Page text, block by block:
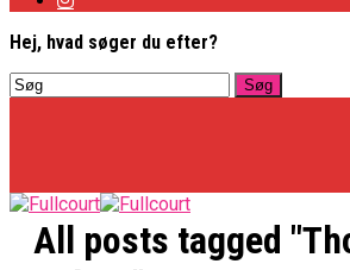
Hej, hvad søger du efter?
All posts tagged